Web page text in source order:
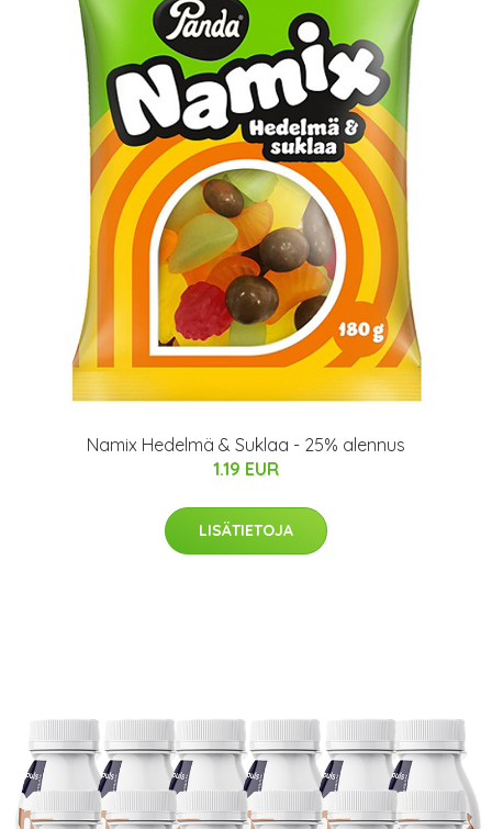
Namix Hedelmä & Suklaa - 25% alennus
1.19 EUR
LISÄTIETOJA